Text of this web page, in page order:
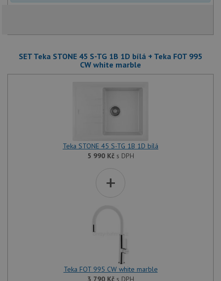
SET Teka STONE 45 S-TG 1B 1D bílá + Teka FOT 995
CW white marble
Teka STONE 45 S-TG 1B 1D bílá
5 990 Kčs DPH
+
Teka FOT 995 CW white marble
3 790 Kčs DPH